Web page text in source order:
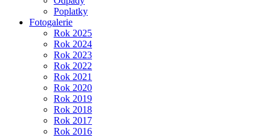
Poplatky
Fotogalerie
Rok 2025
Rok 2024
Rok 2023
Rok 2022
Rok 2021
Rok 2020
Rok 2019
Rok 2018
Rok 2017
Rok 2016